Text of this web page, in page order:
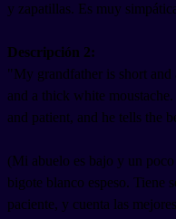
y zapatillas. Es muy
Descripción 2:
"My grandfather is short
and a thick white
and patient, and he tells the
(Mi abuelo es bajo y un
bigote blanco espeso. Tiene
paciente, y cuenta las